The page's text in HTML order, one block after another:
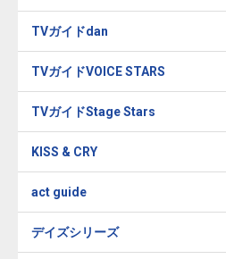
TVガイドdan
TVガイドVOICE STARS
TVガイドStage Stars
KISS & CRY
act guide
デイズシリーズ